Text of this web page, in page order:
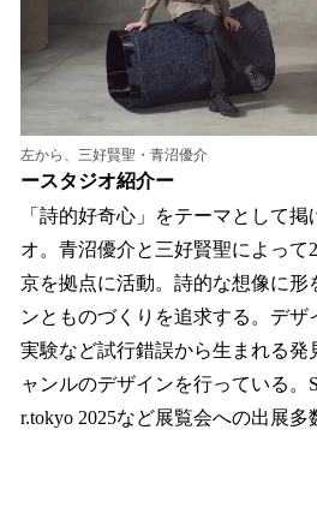
左から、三好賢聖・青沼優介
ースタジオ紹介ー
「詩的好奇心」をテーマとして
オ。青沼優介と三好賢聖によって
京を拠点に活動。詩的な想像に形
ンとものづくりを追求する。デザ
実験など試行錯誤から生まれる発
ャンルのデザインを行っている。
r.tokyo 2025など展覧会への出展多